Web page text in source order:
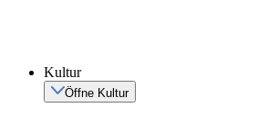
Kultur
Öffne Kultur